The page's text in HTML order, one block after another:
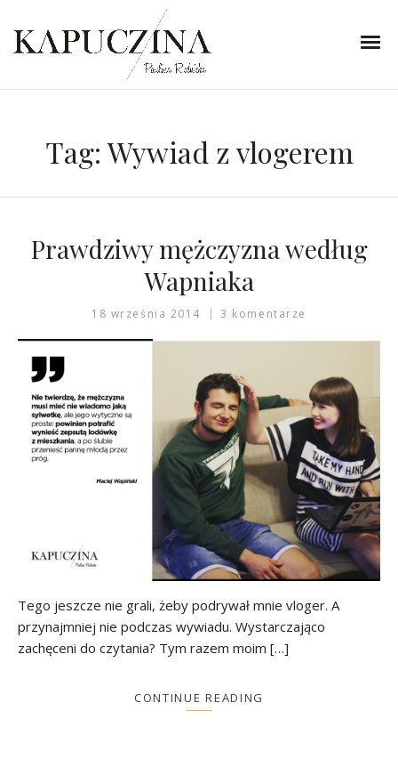
Tag:Wywiad z vlogerem
Prawdziwy mężczyzna według
Wapniaka
18 września 2014 3 komentarze
Tego jeszcze nie grali, żeby podrywał mnie vloger. A
przynajmniej nie podczas wywiadu. Wystarczająco
zachęceni do czytania? Tym razem moim […]
CONTINUE READING